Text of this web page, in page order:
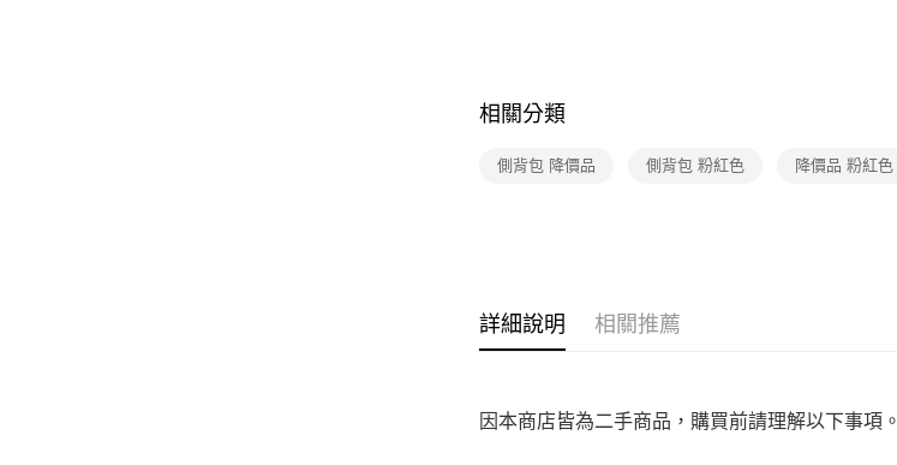
相關分類
側背包 降價品 側背包 粉紅色 降價品 粉紅色
詳細說明 相關推薦
因本商店皆為二手商品，購買前請理解以下事項。